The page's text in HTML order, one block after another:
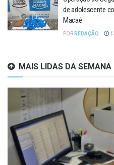
de adolescente
Macaé
POR REDAÇÃO
MAIS LIDAS DA SEMANA